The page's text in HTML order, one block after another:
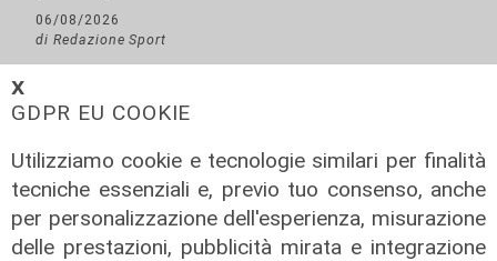
𝗫
GDPR EU COOKIE
Utilizziamo cookie e tecnologie similari per finalità
tecniche essenziali e, previo tuo consenso, anche
per personalizzazione dell'esperienza, misurazione
delle prestazioni, pubblicità mirata e integrazione
06/08/2026
di Redazione Sport